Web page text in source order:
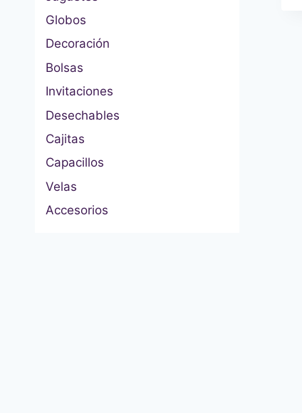
Globos
Decoración
Bolsas
Invitaciones
Desechables
Cajitas
Capacillos
Velas
Accesorios